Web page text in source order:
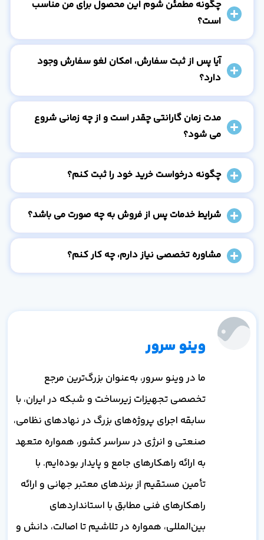
چگونه مطمئن شوم این محصول برای من مناسب
است؟
آیا پس از ثبت سفارش، امکان لغو سفارش وجود
دارد؟
مدت زمان گارانتی چقدر است و از چه زمانی شروع
می شود؟
چگونه درخواست خرید خود را ثبت کنم؟
شرایط خدمات پس از فروش به چه صورت می باشد؟
مشاوره تخصصی نیاز دارم، چه کار کنم؟
وینو سرور
ما در وینو سرور، به‌عنوان بزرگ‌ترین مرجع
تخصصی تجهیزات زیرساخت و شبکه در ایران، با
سابقه اجرای پروژه‌های بزرگ در نهادهای نظامی،
صنعتی و انرژی در سراسر کشور، همواره متعهد
به ارائه راهکارهای جامع و پایدار بوده‌ایم. با
تأمین مستقیم از برندهای معتبر جهانی و ارائه
راهکارهای فنی مطابق با استانداردهای
بین‌المللی، همواره در تلاشیم تا اصالت، دانش و